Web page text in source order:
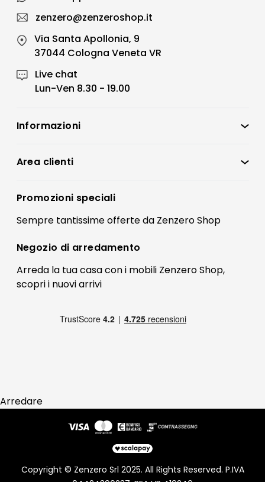
zenzero@zenzeroshop.it
Via Santa Apollonia, 9
37044 Cologna Veneta VR
Live chat
Lun-Ven 8.30 - 19.00
Informazioni
Condizioni di vendita
Preferenze Cookies
Termini e condizioni
Contatti
FAQ
Pagamenti
Area clienti
Registrati
Il mio account
Promozioni speciali
Sempre tantissimeofferteda Zenzero Shop
Negozio di arredamento
Arreda la tua casa con i mobili Zenzero Shop,
scopri i nuovi arrivi
Arredare
Copyright © Zenzero Srl 2025. All Rights Reserved. P.IVA